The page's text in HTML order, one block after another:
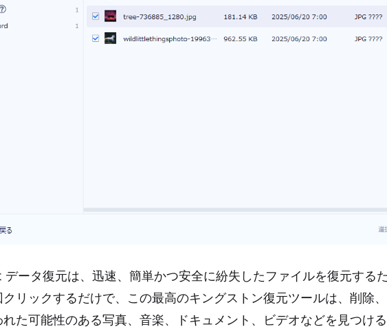
ータ復元は、迅速、簡単かつ安全に紛失したファイルを復元する
リックするだけで、この最高のキングストン復元ツールは、削除
れた可能性のある写真、音楽、ドキュメント、ビデオなどを見つけ